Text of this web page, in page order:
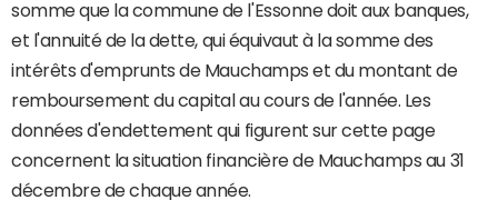
somme que la commune de l'Essonne doit aux banques,
et l'annuité de la dette, qui équivaut à la somme des
intérêts d'emprunts de Mauchamps et du montant de
remboursement du capital au cours de l'année. Les
données d'endettement qui figurent sur cette page
concernent la situation financière de Mauchamps au 31
décembre de chaque année.